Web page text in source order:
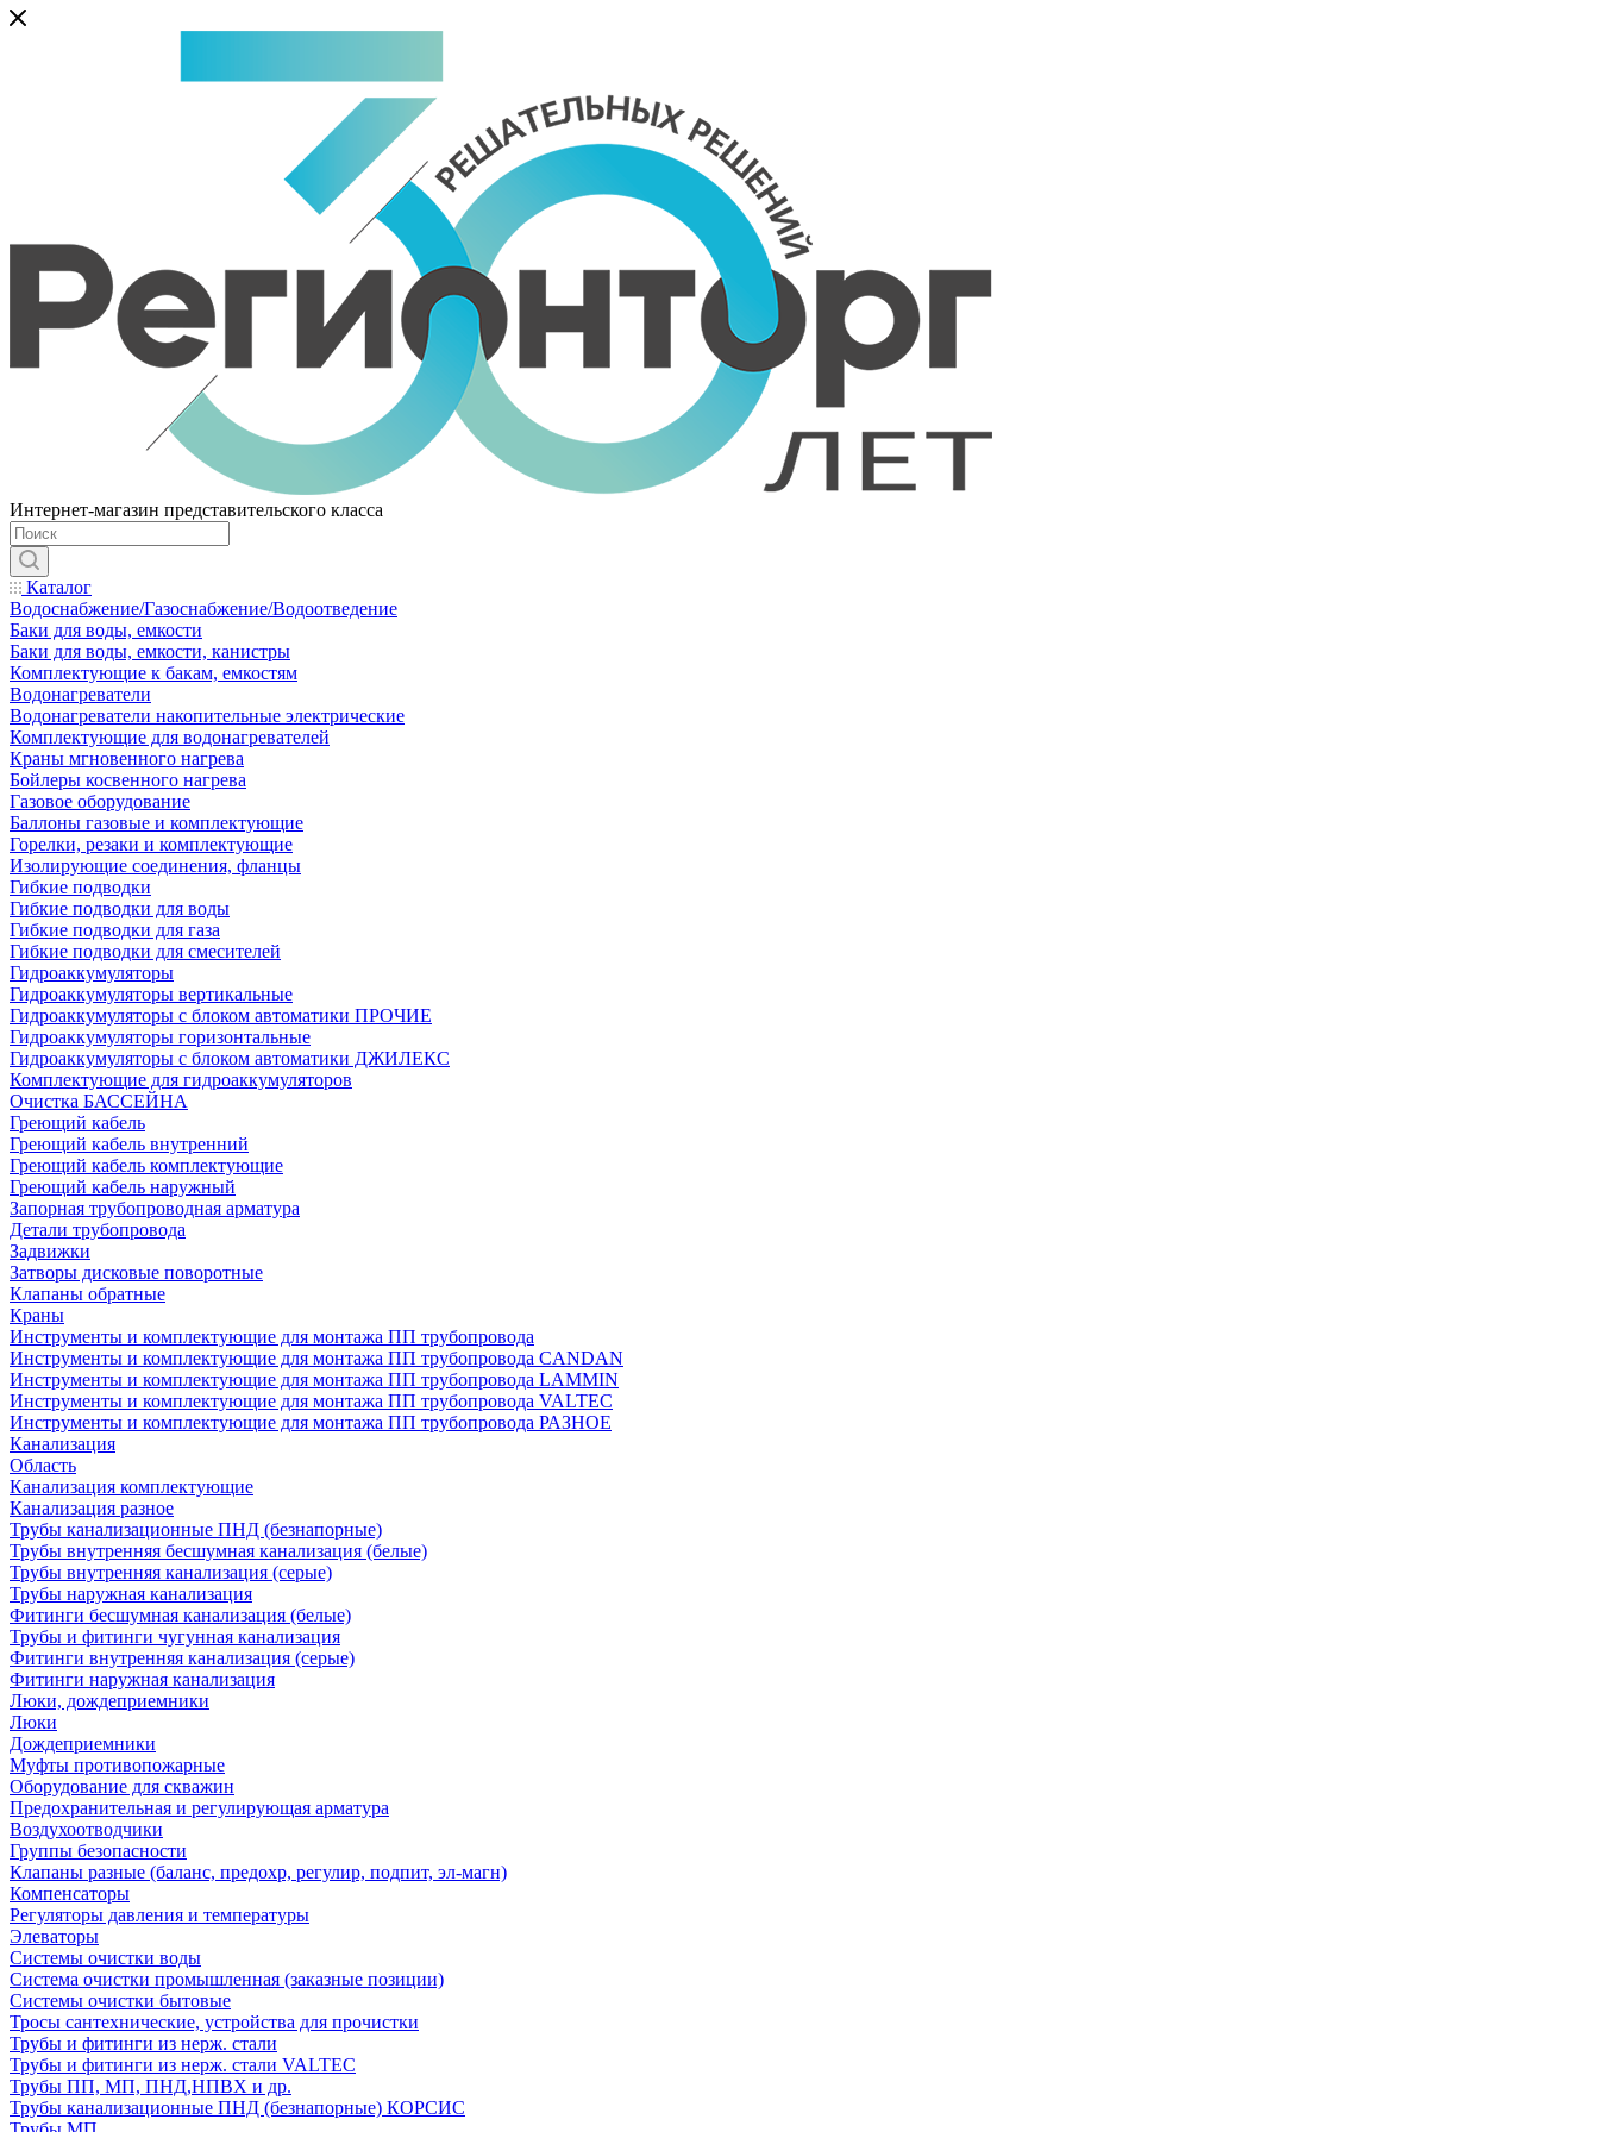
Интернет-магазин представительского класса
Каталог
Водоснабжение/Газоснабжение/Водоотведение
Баки для воды, емкости
Баки для воды, емкости, канистры
Комплектующие к бакам, емкостям
Водонагреватели
Водонагреватели накопительные электрические
Комплектующие для водонагревателей
Краны мгновенного нагрева
Бойлеры косвенного нагрева
Газовое оборудование
Баллоны газовые и комплектующие
Горелки, резаки и комплектующие
Изолирующие соединения, фланцы
Гибкие подводки
Гибкие подводки для воды
Гибкие подводки для газа
Гибкие подводки для смесителей
Гидроаккумуляторы
Гидроаккумуляторы вертикальные
Гидроаккумуляторы с блоком автоматики ПРОЧИЕ
Гидроаккумуляторы горизонтальные
Гидроаккумуляторы с блоком автоматики ДЖИЛЕКС
Комплектующие для гидроаккумуляторов
Очистка БАССЕЙНА
Греющий кабель
Греющий кабель внутренний
Греющий кабель комплектующие
Греющий кабель наружный
Запорная трубопроводная арматура
Детали трубопровода
Задвижки
Затворы дисковые поворотные
Клапаны обратные
Краны
Инструменты и комплектующие для монтажа ПП трубопровода
Инструменты и комплектующие для монтажа ПП трубопровода CANDAN
Инструменты и комплектующие для монтажа ПП трубопровода LAMMIN
Инструменты и комплектующие для монтажа ПП трубопровода VALTEC
Инструменты и комплектующие для монтажа ПП трубопровода РАЗНОЕ
Канализация
Область
Канализация комплектующие
Канализация разное
Трубы канализационные ПНД (безнапорные)
Трубы внутренняя бесшумная канализация (белые)
Трубы внутренняя канализация (серые)
Трубы наружная канализация
Фитинги бесшумная канализация (белые)
Трубы и фитинги чугунная канализация
Фитинги внутренняя канализация (серые)
Фитинги наружная канализация
Люки, дождеприемники
Люки
Дождеприемники
Муфты противопожарные
Оборудование для скважин
Предохранительная и регулирующая арматура
Воздухоотводчики
Группы безопасности
Клапаны разные (баланс, предохр, регулир, подпит, эл-магн)
Компенсаторы
Регуляторы давления и температуры
Элеваторы
Системы очистки воды
Система очистки промышленная (заказные позиции)
Системы очистки бытовые
Тросы сантехнические, устройства для прочистки
Трубы и фитинги из нерж. стали
Трубы и фитинги из нерж. стали VALTEC
Трубы ПП, МП, ПНД,НПВХ и др.
Трубы канализационные ПНД (безнапорные) КОРСИС